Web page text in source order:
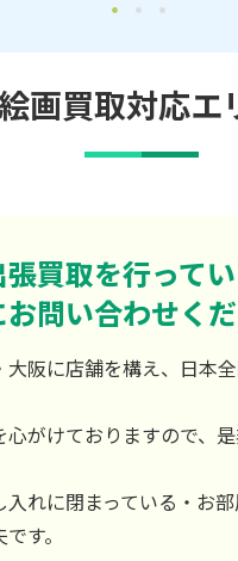
画買取対応エ
買取を行って
問い合わせく
大阪に店舗を構え、日本
心がけておりますので、
入れに閉まっている・お
す。